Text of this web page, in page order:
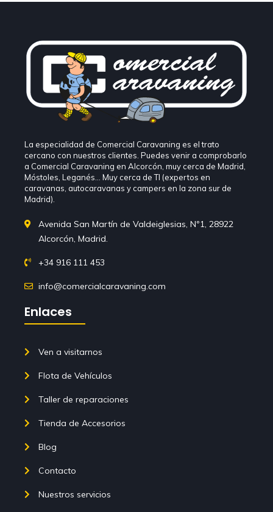
La especialidad de Comercial Caravaning es el trato
cercano con nuestros clientes. Puedes venir a comprobarlo
a Comercial Caravaning en Alcorcón, muy cerca de Madrid,
Móstoles, Leganés… Muy cerca de TI (expertos en
caravanas, autocaravanas y campers en la zona sur de
Madrid).
Avenida San Martín de Valdeiglesias, Nº1, 28922
Alcorcón, Madrid.
+34 916 111 453
info@comercialcaravaning.com
Enlaces
Ven a visitarnos
Flota de Vehículos
Taller de reparaciones
Tienda de Accesorios
Blog
Contacto
Nuestros servicios